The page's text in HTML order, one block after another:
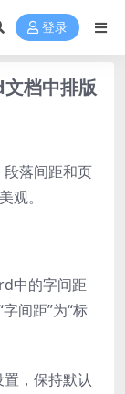
登录
档中排版
落间距和页
观。
中的字间距
间距”为“标
，保持默认